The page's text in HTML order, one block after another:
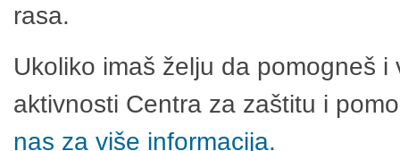
rasa.
Ukoliko imaš želju da pomogneš
aktivnosti Centra za zaštitu i
nas za više informacija.